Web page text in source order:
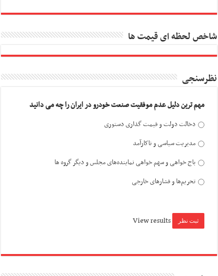
شاخص لحظه ای قیمت ها
نظرسنجی
مهم ترین دلیل عدم موفقیت صنعت خودرو در ایران را چه می دانید
دخالت دولت و قیمت گذاری دستوری
مدیریت سیاسی و ناکارآمد
باج خواهی و سهم خواهی نماینده‌های مجلس و دیگر گروه ها
تحریم‌ها و فشارهای خارجی
View results